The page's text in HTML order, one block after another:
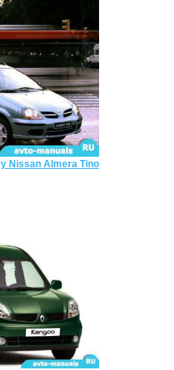
Nissan Almera Tino